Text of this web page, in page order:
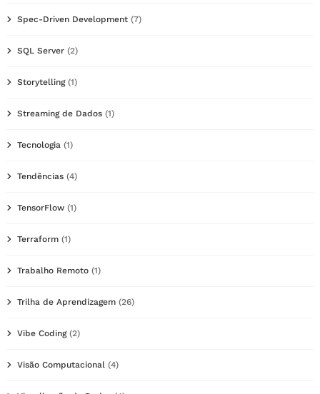
Spec-Driven Development (7)
SQL Server (2)
Storytelling(1)
Streaming de Dados (1)
Tecnologia (1)
Tendências (4)
TensorFlow (1)
Terraform (1)
Trabalho Remoto (1)
Trilha de Aprendizagem (26)
Vibe Coding(2)
Visão Computacional (4)